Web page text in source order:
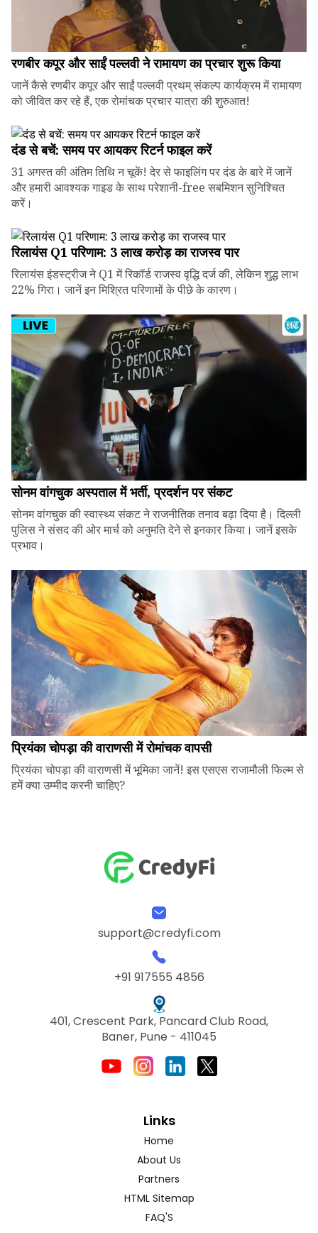
रणबीर कपूर और साईं पल्लवी ने रामायण का प्रचार शुरू किया
जानें कैसे रणबीर कपूर और साईं पल्लवी प्रथम् संकल्प कार्यक्रम में रामायण
को जीवित कर रहे हैं, एक रोमांचक प्रचार यात्रा की शुरुआत!
दंड से बचें: समय पर आयकर रिटर्न फाइल करें
31 अगस्त की अंतिम तिथि न चूकें! देर से फाइलिंग पर दंड के बारे में जानें
और हमारी आवश्यक गाइड के साथ परेशानी-free सबमिशन सुनिश्चित
करें।
रिलायंस Q1 परिणाम: ₹3 लाख करोड़ का राजस्व पार
रिलायंस इंडस्ट्रीज ने Q1 में रिकॉर्ड राजस्व वृद्धि दर्ज की, लेकिन शुद्ध लाभ
22% गिरा। जानें इन मिश्रित परिणामों के पीछे के कारण।
सोनम वांगचुक अस्पताल में भर्ती, प्रदर्शन पर संकट
सोनम वांगचुक की स्वास्थ्य संकट ने राजनीतिक तनाव बढ़ा दिया है। दिल्ली
पुलिस ने संसद की ओर मार्च को अनुमति देने से इनकार किया। जानें इसके
प्रभाव।
प्रियंका चोपड़ा की वाराणसी में रोमांचक वापसी
प्रियंका चोपड़ा की वाराणसी में भूमिका जानें! इस एसएस राजामौली फिल्म से
हमें क्या उम्मीद करनी चाहिए?
support@credyfi.com
+91 917555 4856
401, Crescent Park, Pancard Club Road,
Baner, Pune - 411045
Links
Home
About Us
Partners
HTML Sitemap
FAQ'S